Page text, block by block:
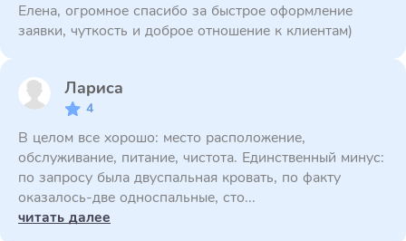
Елена, огромное спасибо за быстрое оформление
заявки, чуткость и доброе отношение к клиентам)
Лариса
4
В целом все хорошо: место расположение,
обслуживание, питание, чистота. Единственный минус:
по запросу была двуспальная кровать, по факту
оказалось-две односпальные, сто...
читать далее